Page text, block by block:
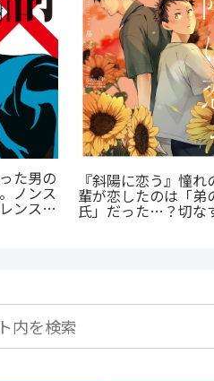
じいギ
』のあ
甘くて
『幼児A』5歳の殺人
犯、その瞳の奥に潜
とは？ 衝撃作を徹
剖